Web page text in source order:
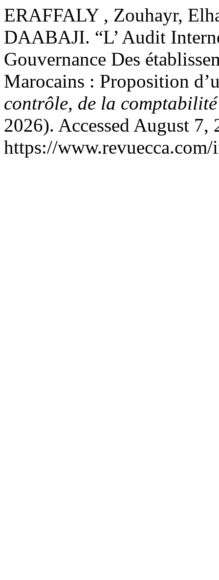
ERAFFALY , Zouhayr,
DAABAJI. “L’ Audit
Gouvernance Des
Marocains : Proposition
contrôle, de la
2026). Accessed August 7,
https://